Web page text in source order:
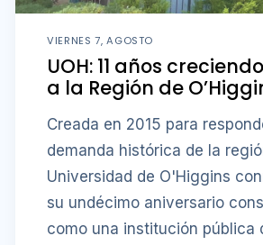
VIERNES 7, AGOSTO
UOH: 11 años
a la Región de
Creada en 2015 para
demanda histórica de la
Universidad de O'Higgins
su undécimo aniversario
como una institución pública